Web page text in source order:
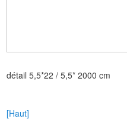
détail 5,5*22 / 5,5* 2000 cm
[Haut]